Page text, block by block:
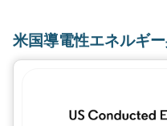
米国導電性エネルギ